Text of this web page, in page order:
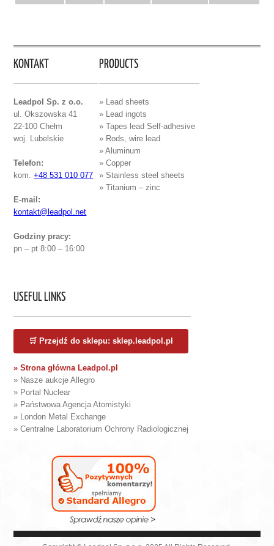
KONTAKT
Leadpol Sp. z o.o.
ul. Okszowska 41
22-100 Chełm
woj. Lubelskie
Telefon:
kom.+48 531 010 077
E-mail:
kontakt@leadpol.net
Godziny pracy:
pn – pt 8:00 – 16:00
PRODUCTS
» Lead sheets
» Lead ingots
» Tapes lead Self-adhesive
» Rods, wire lead
» Aluminum
» Copper
» Stainless steel sheets
» Titanium – zinc
USEFUL LINKS
🛒 Przejdź do sklepu: sklep.leadpol.pl
» Strona główna Leadpol.pl
» Nasze aukcje Allegro
» Portal Nuclear
» Państwowa Agencja Atomistyki
» London Metal Exchange
» Centralne Laboratorium Ochrony Radiologicznej